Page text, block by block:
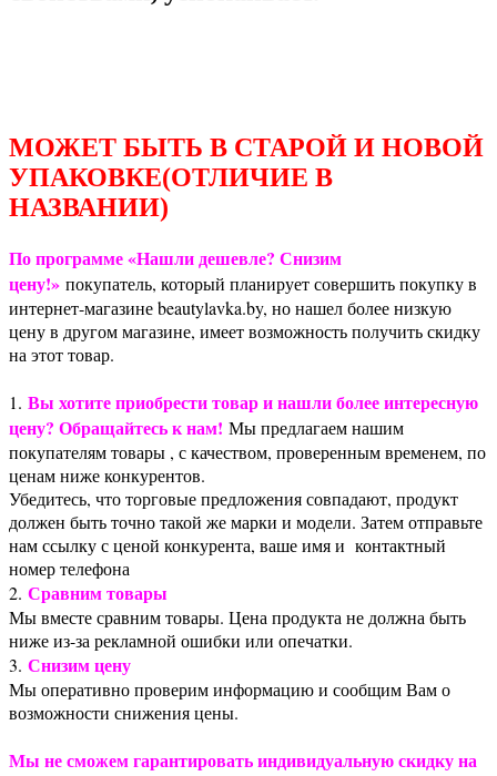
МОЖЕТ БЫТЬ В СТАРОЙ И НОВОЙ
УПАКОВКЕ(ОТЛИЧИЕ В
НАЗВАНИИ)
По программе «Нашли дешевле? Снизим
цену!» покупатель, который планирует совершить покупку в
интернет-магазине beautylavka.by, но нашел более низкую
цену в другом магазине, имеет возможность получить скидку
на этот товар.
1. Вы хотите приобрести товар и нашли более интересную
цену? Обращайтесь к нам! Мы предлагаем нашим
покупателям товары , с качеством, проверенным временем, по
ценам ниже конкурентов.
Убедитесь, что торговые предложения совпадают, продукт
должен быть точно такой же марки и модели. Затем отправьте
нам ссылку с ценой конкурента, ваше имя и контактный
номер телефона
2. Сравним товары
Мы вместе сравним товары. Цена продукта не должна быть
ниже из-за рекламной ошибки или опечатки.
3. Снизим цену
Мы оперативно проверим информацию и сообщим Вам о
возможности снижения цены.
Мы не сможем гарантировать индивидуальную скидку на